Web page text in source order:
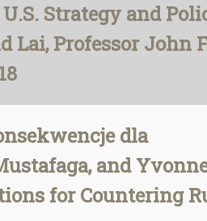
Strategy and
Lai, Professor John
dla
and
for Countering